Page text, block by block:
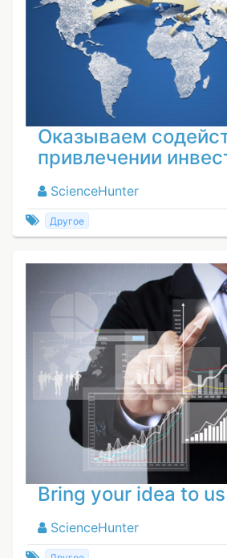
Оказываем
привлечении
ScienceHunter
Другое
Bring your idea to us
ScienceHunter